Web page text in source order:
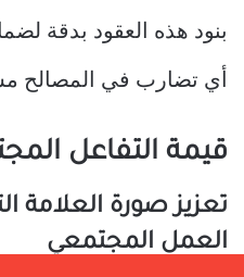
بنود هذه العقود بدقة
أي تضارب في المصالح
قيمة التفاعل
تعزيز صورة العلامة
العمل المجتمعي